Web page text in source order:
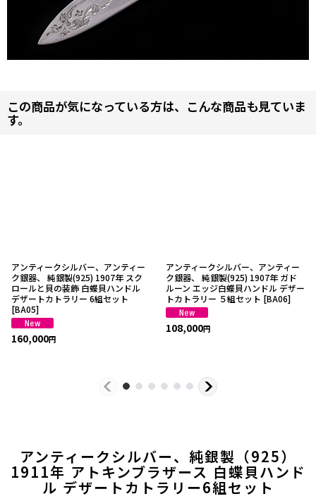
アンティークシルバー、純銀製（925）
1911年 アトキンブラザース 白蝶貝ハンド
ル デザートカトラリー6組セット
この商品が気になっている方は、こんな商品も見ていま
す。
アンティークシルバー、アンティー
ク銀器、 純銀製(925) 1907年 スク
ロールと貝の装飾 白蝶貝ハンドル
デザートカトラリー 6組セット
[BA05]
160,000円
アンティークシルバー、アンティー
ク銀器、 純銀製(925) 1907年 ガド
ルーン エッジ白蝶貝ハンドル デザー
トカトラリー ５組セット [BA06]
108,000円